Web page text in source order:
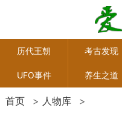
历代王朝 考古发现
UFO事件 养生之道
首页 > 人物库 >